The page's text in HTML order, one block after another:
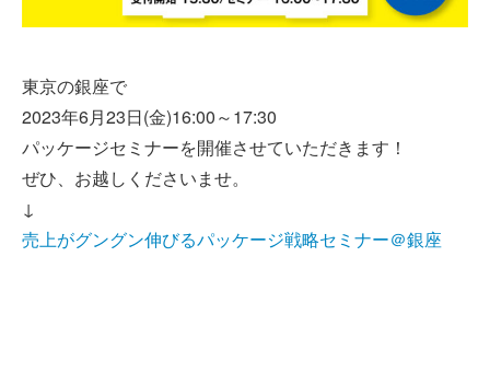
東京の銀座で
2023年6月23日(金)16:00～17:30
パッケージセミナーを開催させていただきます！
ぜひ、お越しくださいませ。
↓
売上がグングン伸びるパッケージ戦略セミナー＠銀座